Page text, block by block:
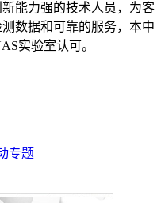
能力强的技术人员，为客
数据和可靠的服务，本中
实验室认可。
专题